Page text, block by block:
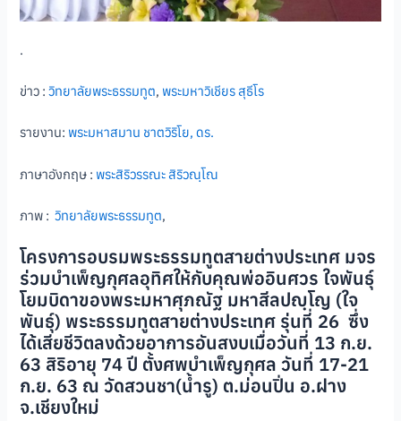
.
ข่าว :วิทยาลัยพระธรรมทูต, พระมหาวิเชียร สุธีโร
รายงาน: พระมหาสมาน ชาตวิริโย, ดร.
ภาษาอังกฤษ : พระสิริวรรณะ สิริวณฺโณ
ภาพ :วิทยาลัยพระธรรมทูต,
โครงการอบรมพระธรรมทูตสายต่างประเทศ มจร
ร่วมบำเพ็ญกุศลอุทิศให้กับคุณพ่ออินศวร ใจพันธุ์
โยมบิดาของพระมหาศุภณัฐ มหาสีลปญฺโญ (ใจ
พันธุ์) พระธรรมทูตสายต่างประเทศ รุ่นที่ 26 ซึ่ง
ได้เสียชีวิตลงด้วยอาการอันสงบเมื่อวันที่ 13 ก.ย.
63 สิริอายุ 74 ปี ตั้งศพบำเพ็ญกุศล วันที่ 17-21
ก.ย. 63 ณ วัดสวนชา(น้ำรู) ต.ม่อนปิ่น อ.ฝาง
จ.เชียงใหม่